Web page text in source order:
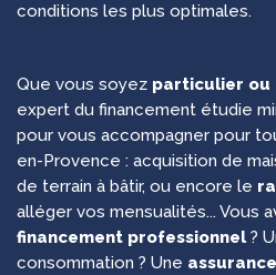
conditions les plus optimales.
Que vous soyez particulier ou
expert du financement étudie
pour vous accompagner pour
en-Provence : acquisition de
de terrain à bâtir, ou encore le
alléger vos mensualités... Vous
financement professionnel?
consommation ? Une